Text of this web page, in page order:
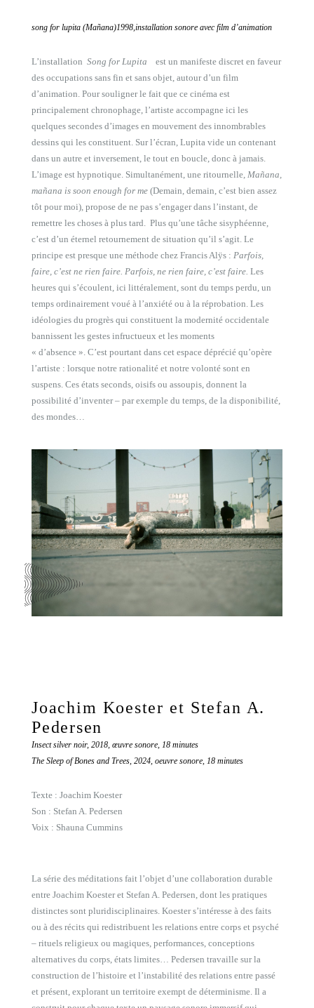
song for lupita (Mañana)1998,installation sonore avec film d’animation
L’installation Song for Lupita
est un manifeste discret en faveur
des occupations sans fin et sans objet, autour d’un film
d’animation. Pour souligner le fait que ce cinéma est
principalement chronophage, l’artiste accompagne ici les
quelques secondes d’images en mouvement des innombrables
dessins qui les constituent. Sur l’écran, Lupita vide un contenant
dans un autre et inversement, le tout en boucle, donc à jamais.
L’image est hypnotique. Simultanément, une ritournelle, Mañana,
mañana is soon enough for me (Demain, demain, c’est bien assez
tôt pour moi), propose de ne pas s’engager dans l’instant, de
remettre les choses à plus tard. Plus qu’une tâche sisyphéenne,
c’est d’un éternel retournement de situation qu’il s’agit. Le
principe est presque une méthode chez Francis Alÿs : Parfois,
faire, c’est ne rien faire. Parfois, ne rien faire, c’est faire. Les
heures qui s’écoulent, ici littéralement, sont du temps perdu, un
temps ordinairement voué à l’anxiété ou à la réprobation. Les
idéologies du progrès qui constituent la modernité occidentale
bannissent les gestes infructueux et les moments
« d’absence ». C’est pourtant dans cet espace déprécié qu’opère
l’artiste : lorsque notre rationalité et notre volonté sont en
suspens. Ces états seconds, oisifs ou assoupis, donnent la
possibilité d’inventer – par exemple du temps, de la disponibilité,
des mondes…
Joachim Koester et Stefan A.
Pedersen
Insect silver noir, 2018, œuvre sonore, 18 minutes
The Sleep of Bones and Trees, 2024, oeuvre sonore, 18 minutes
Texte : Joachim Koester
Son : Stefan A. Pedersen
Voix : Shauna Cummins
La série des méditations fait l’objet d’une collaboration durable
entre Joachim Koester et Stefan A. Pedersen, dont les pratiques
distinctes sont pluridisciplinaires. Koester s’intéresse à des faits
ou à des récits qui redistribuent les relations entre corps et psyché
– rituels religieux ou magiques, performances, conceptions
alternatives du corps, états limites… Pedersen travaille sur la
construction de l’histoire et l’instabilité des relations entre passé
et présent, explorant un territoire exempt de déterminisme. Il a